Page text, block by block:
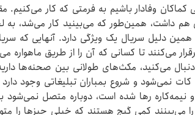
کماکان وفادار باشیم به فرمتی که کار
هم داشت، همین‌طور که می‌بینید کار می‌شد، به
همین دلیل سریال یک ویژگی دارد. آنهایی که
می‌کنند تا کسانی که آن را از طریق
می‌کنید، مکث‌های طولانی بین صحنه‌ها
نمی‌شود و شروع بمباران تبلیغاتی وجود
و نیمه‌کاره رها شده است، دوباره متصل
می‌بینند کمی گیج هستند که خیلی چیزها را